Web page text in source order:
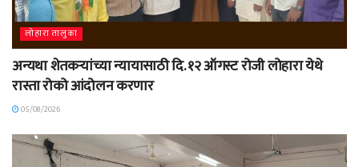
लोहारा तालुका
अन्यथा शेतकऱ्यांच्या न्यायासाठी दि. १२ ऑगस्ट रोजी लोहारा येथे
रास्ता रोको आंदोलन करणार
05/08/2026